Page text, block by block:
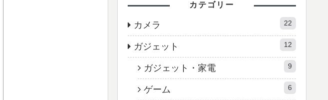
カテゴリー
カメラ 22
ガジェット 12
ガジェット・家電 9
ゲーム 6